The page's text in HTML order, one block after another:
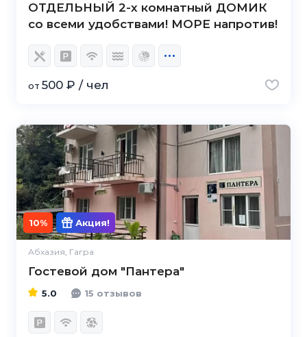
ОТДЕЛЬНЫЙ 2-х комнатный ДОМИК
со всеми удобствами! МОРЕ напротив!
от 500 ₽ / чел
10% Акция!
Абхазия, Гагра
Гостевой дом "Пантера"
5.0
5.0 15 отзывов